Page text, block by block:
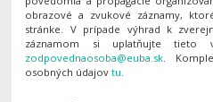
obrazové a zvukové záznamy,
stránke. V prípade výhrad k
záznamom si uplatňujte tieto
.
osobných údajovtu